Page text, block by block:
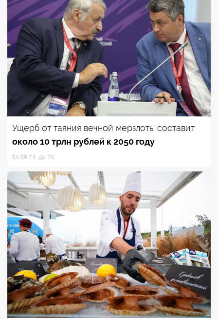
Ущерб от таяния вечной мерзлоты составит
около 10 трлн рублей к 2050 году
04.09.24 2K